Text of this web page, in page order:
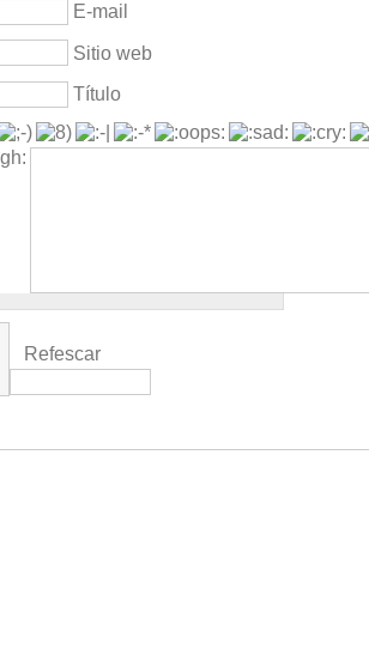
E-mail
Sitio web
Título
Refescar